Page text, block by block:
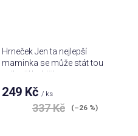
Hrneček Jen ta nejlepší
maminka se může stát tou
nejlepší babičkou
Průměrné
hodnocení
249 Kč / ks
337 Kč (–26 %)